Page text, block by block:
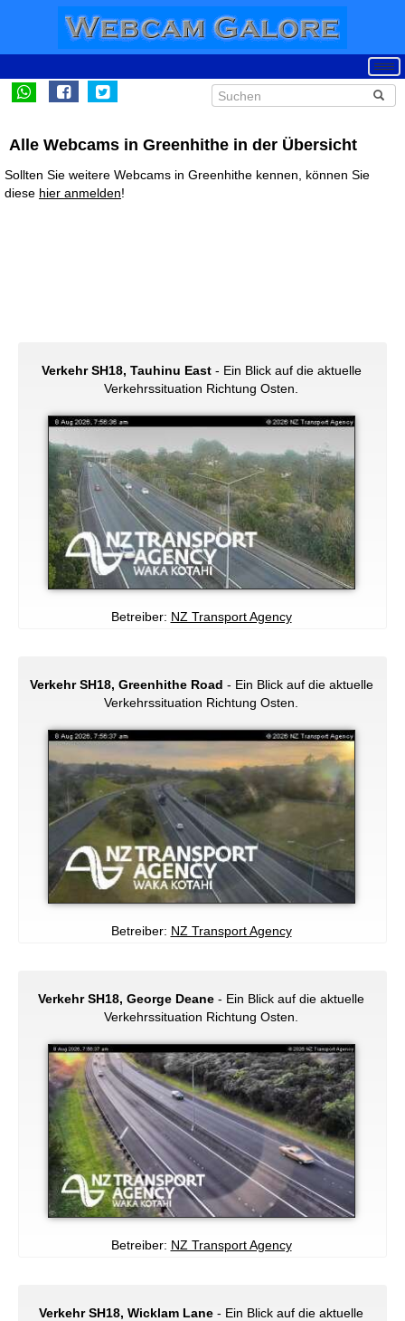
Alle Webcams in Greenhithe in der Übersicht
Sollten Sie weitere Webcams in Greenhithe kennen, können Sie
diese hier anmelden!
Verkehr SH18, Tauhinu East- Ein Blick auf die aktuelle
Verkehrssituation Richtung Osten.
Betreiber: NZ Transport Agency
Verkehr SH18, Greenhithe Road - Ein Blick auf die aktuelle
Verkehrssituation Richtung Osten.
Betreiber: NZ Transport Agency
Verkehr SH18, George Deane - Ein Blick auf die aktuelle
Verkehrssituation Richtung Osten.
Betreiber: NZ Transport Agency
Verkehr SH18, Wicklam Lane - Ein Blick auf die aktuelle